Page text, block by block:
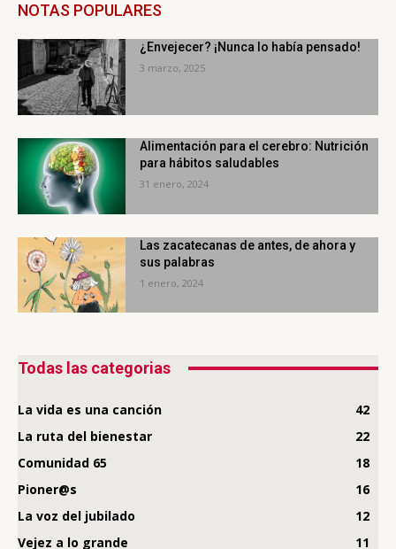
NOTAS POPULARES
¿Envejecer? ¡Nunca lo había pensado!
3 marzo, 2025
Alimentación para el cerebro: Nutrición
para hábitos saludables
31 enero, 2024
Las zacatecanas de antes, de ahora y
sus palabras
1 enero, 2024
Todas las categorias
La vida es una canción
42
La ruta del bienestar
22
Comunidad 65
18
Pioner@s
16
La voz del jubilado
12
Vejez a lo grande
11